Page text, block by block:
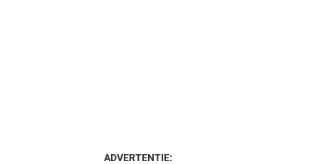
ADVERTENTIE: